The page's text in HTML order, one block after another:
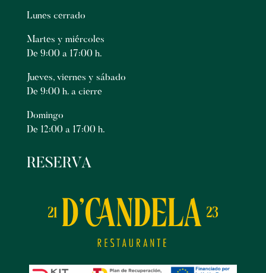
Lunes cerrado
Martes y miércoles
De 9:00 a 17:00 h.
Jueves, viernes y sábado
De 9:00 h. a cierre
Domingo
De 12:00 a 17:00 h.
RESERVA